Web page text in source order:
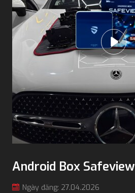
Android Box Safeview
Ngày đăng: 27.04.2026